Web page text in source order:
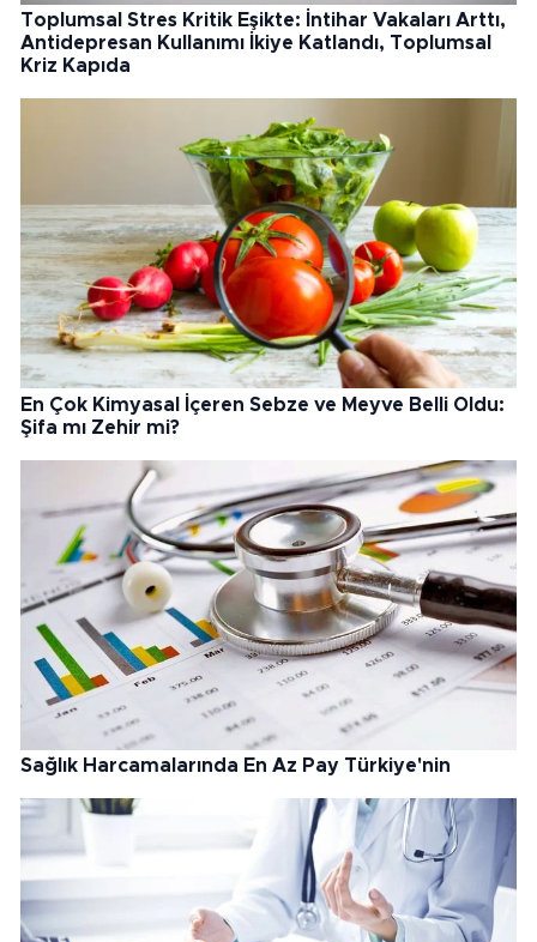
Toplumsal Stres Kritik Eşikte: İntihar Vakaları Arttı,
Antidepresan Kullanımı İkiye Katlandı, Toplumsal
Kriz Kapıda
En Çok Kimyasal İçeren Sebze ve Meyve Belli Oldu:
Şifa mı Zehir mi?
Sağlık Harcamalarında En Az Pay Türkiye'nin